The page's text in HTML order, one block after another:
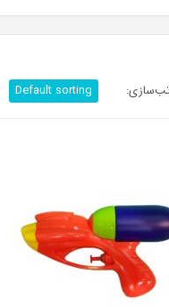
Default sorting